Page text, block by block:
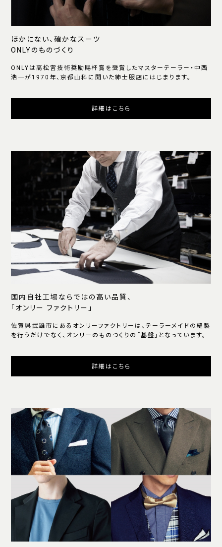
ほかにない、確かなスーツ
ONLYのものづくり
ONLYは高松宮技術奨励賜杯賞を受賞したマスターテーラー・中西
浩一が1970年、京都山科に開いた紳士服店にはじまります。
詳細はこちら
国内自社工場ならではの高い品質、
「オンリー ファクトリー」
佐賀県武雄市にあるオンリーファクトリーは、テーラーメイドの縫製
を行うだけでなく、オンリーのものつくりの「基盤」となっています。
詳細はこちら